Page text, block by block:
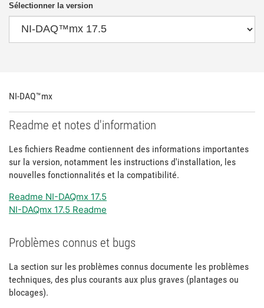
Sélectionner la version
NI-DAQ™mx
Readme et notes d'information
Les fichiers Readme contiennent des informations importantes
sur la version, notamment les instructions d'installation, les
nouvelles fonctionnalités et la compatibilité.
Readme NI-DAQmx 17.5
NI-DAQmx 17.5 Readme
Problèmes connus et bugs
La section sur les problèmes connus documente les problèmes
techniques, des plus courants aux plus graves (plantages ou
blocages).